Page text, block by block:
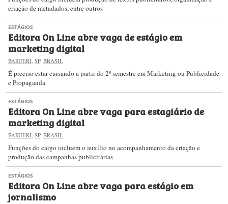
criação de metadados, entre outros
ESTÁGIOS
Editora On Line abre vaga de estágio em
marketing digital
BARUERI, SP, BRASIL
É preciso estar cursando a partir do 2º semestre em Marketing ou Publicidade
e Propaganda
ESTÁGIOS
Editora On Line abre vaga para estagiário de
marketing digital
BARUERI, SP, BRASIL
Funções do cargo incluem o auxílio no acompanhamento da criação e
produção das campanhas publicitárias
ESTÁGIOS
Editora On Line abre vaga para estágio em
jornalismo